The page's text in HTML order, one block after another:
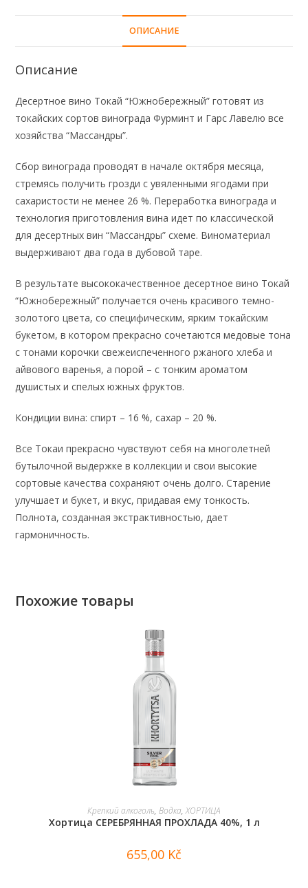
ОПИСАНИЕ
Описание
Десертное вино Токай “Южнобережный” готовят из
токайских сортов винограда Фурминт и Гарс Лавелю все
хозяйства “Массандры”.
Сбор винограда проводят в начале октября месяца,
стремясь получить грозди с увяленными ягодами при
сахаристости не менее 26 %. Переработка винограда и
технология приготовления вина идет по классической
для десертных вин “Массандры” схеме. Виноматериал
выдерживают два года в дубовой таре.
В результате высококачественное десертное вино Токай
“Южнобережный” получается очень красивого темно-
золотого цвета, со специфическим, ярким токайским
букетом, в котором прекрасно сочетаются медовые тона
с тонами корочки свежеиспеченного ржаного хлеба и
айвового варенья, а порой – с тонким ароматом
душистых и спелых южных фруктов.
Кондиции вина: спирт – 16 %, сахар – 20 %.
Все Токаи прекрасно чувствуют себя на многолетней
бутылочной выдержке в коллекции и свои высокие
сортовые качества сохраняют очень долго. Старение
улучшает и букет, и вкус, придавая ему тонкость.
Полнота, созданная экстрактивностью, дает
гармоничность.
Похожие товары
В КОРЗИНУ
Крепкий алкоголь, Водка,ХОРТИЦА
Хортица СЕРЕБРЯННАЯ ПРОХЛАДА 40%, 1 л
655,00 Kč